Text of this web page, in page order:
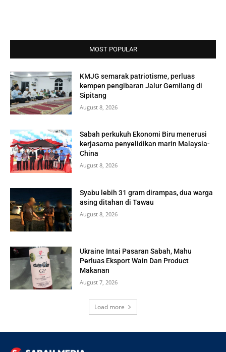
MOST POPULAR
KMJG semarak patriotisme, perluas
kempen pengibaran Jalur Gemilang di
Sipitang
August 8, 2026
Sabah perkukuh Ekonomi Biru menerusi
kerjasama penyelidikan marin Malaysia-
China
August 8, 2026
Syabu lebih 31 gram dirampas, dua warga
asing ditahan di Tawau
August 8, 2026
Ukraine Intai Pasaran Sabah, Mahu
Perluas Eksport Wain Dan Product
Makanan
August 7, 2026
Load more